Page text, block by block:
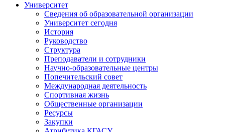
Университет
Сведения об образовательной организации
Университет сегодня
История
Руководство
Структура
Преподаватели и сотрудники
Научно-образовательные центры
Попечительский совет
Международная деятельность
Спортивная жизнь
Общественные организации
Ресурсы
Закупки